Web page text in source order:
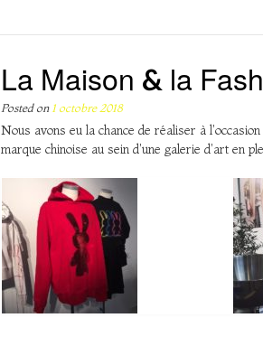
La Maison & la
Posted on1 octobre 2018
Nous avons eu la chance de réaliser à
marque chinoise au sein d'une galerie d'art en